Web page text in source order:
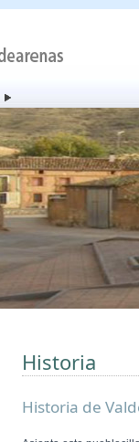
Historia
Historia de